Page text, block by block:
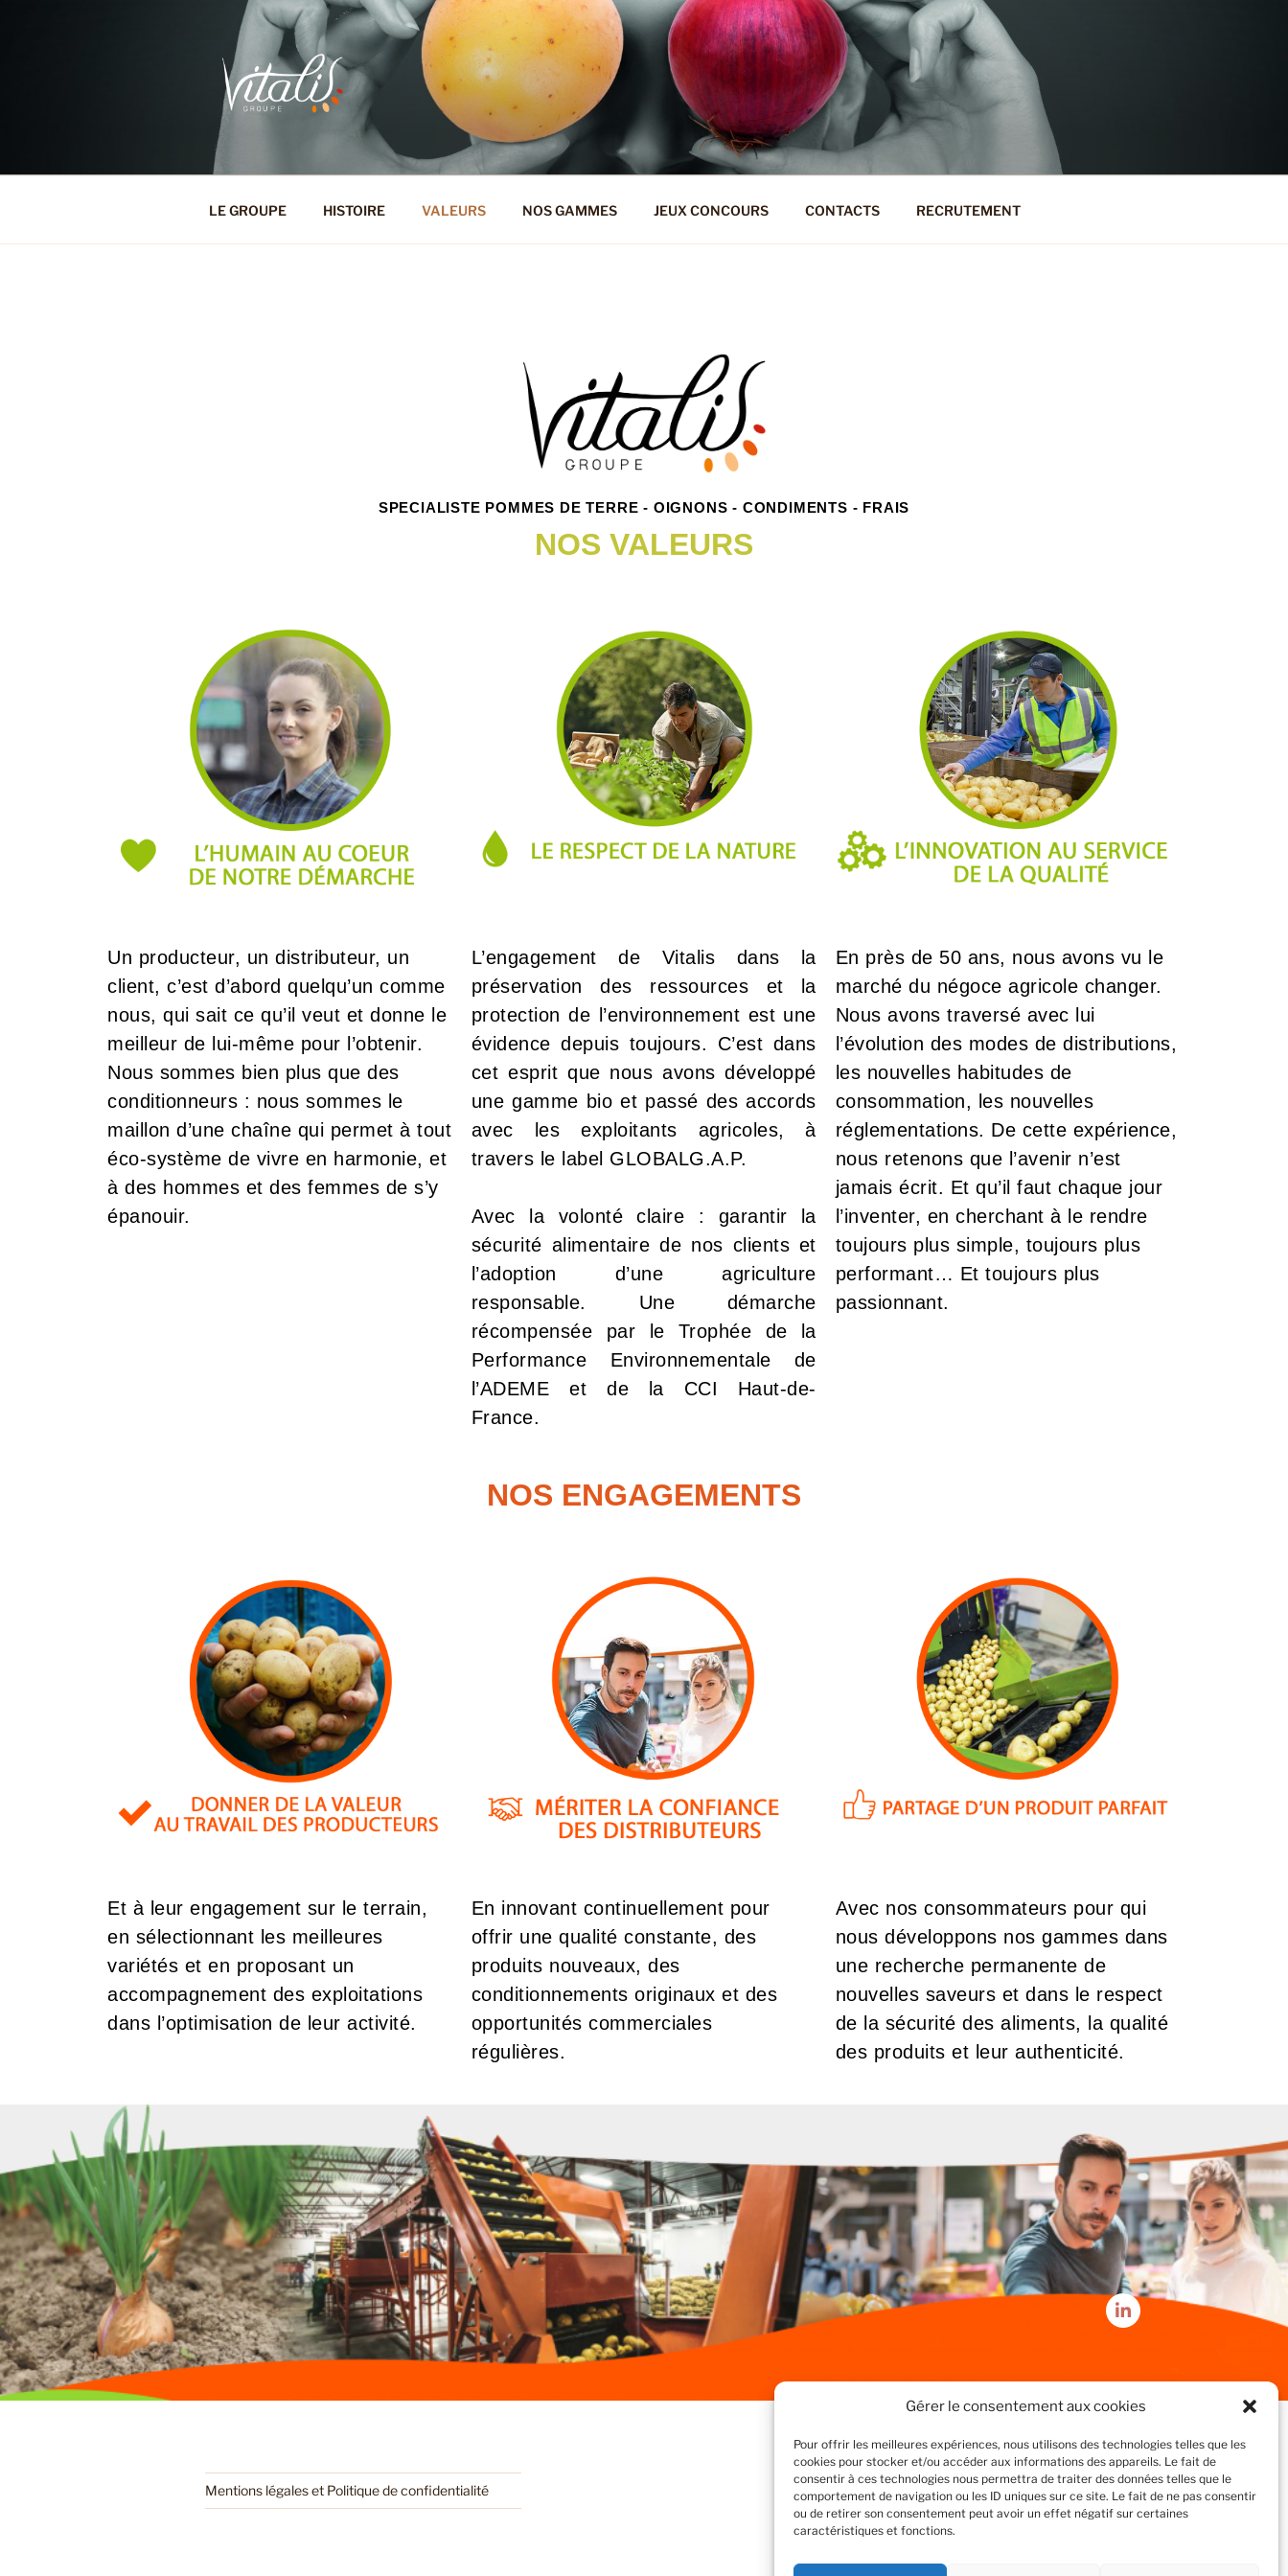
Gérer le consentement aux cookies
Pour offrir les meilleures expériences, nous utilisons des technologies telles que les
cookies pour stocker et/ou accéder aux informations des appareils. Le fait de
consentir à ces technologies nous permettra de traiter des données telles que le
comportement de navigation ou les ID uniques sur ce site. Le fait de ne pas consentir
ou de retirer son consentement peut avoir un effet négatif sur certaines
caractéristiques et fonctions.
RÉSEAU VITALIS
LE GROUPE HISTOIRE VALEURS NOS GAMMES JEUX CONCOURS CONTACTS RECRUTEMENT
SPECIALISTE POMMES DE TERRE - OIGNONS - CONDIMENTS - FRAIS
NOS VALEURS
Un producteur, un distributeur, un
client, c’est d’abord quelqu’un comme
nous, qui sait ce qu’il veut et donne le
meilleur de lui-même pour l’obtenir.
Nous sommes bien plus que des
conditionneurs : nous sommes le
maillon d’une chaîne qui permet à tout
éco-système de vivre en harmonie, et
à des hommes et des femmes de s’y
épanouir.
L’engagement de Vitalis dans la
préservation des ressources et la
protection de l’environnement est une
évidence depuis toujours. C’est dans
cet esprit que nous avons développé
une gamme bio et passé des accords
avec les exploitants agricoles, à
travers le label GLOBALG.A.P.
Avec la volonté claire : garantir la
sécurité alimentaire de nos clients et
l’adoption d’une agriculture
responsable. Une démarche
récompensée par le Trophée de la
Performance Environnementale de
l’ADEME et de la CCI Haut-de-
France.
En près de 50 ans, nous avons vu le
marché du négoce agricole changer.
Nous avons traversé avec lui
l’évolution des modes de distributions,
les nouvelles habitudes de
consommation, les nouvelles
réglementations. De cette expérience,
nous retenons que l’avenir n’est
jamais écrit. Et qu’il faut chaque jour
l’inventer, en cherchant à le rendre
toujours plus simple, toujours plus
performant… Et toujours plus
passionnant.
NOS ENGAGEMENTS
Et à leur engagement sur le terrain,
en sélectionnant les meilleures
variétés et en proposant un
accompagnement des exploitations
dans l’optimisation de leur activité.
En innovant continuellement pour
offrir une qualité constante, des
produits nouveaux, des
conditionnements originaux et des
opportunités commerciales
régulières.
Avec nos consommateurs pour qui
nous développons nos gammes dans
une recherche permanente de
nouvelles saveurs et dans le respect
de la sécurité des aliments, la qualité
des produits et leur authenticité.
Mentions légales et Politique de confidentialité